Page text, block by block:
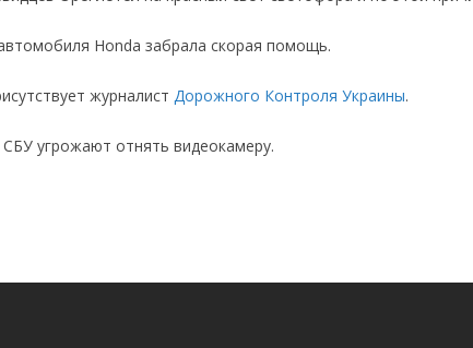
Honda забрала скорая помощь.
журналист Дорожного Контроля Украины.
угрожают отнять видеокамеру.